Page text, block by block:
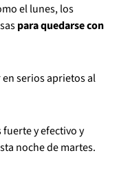
el lunes, los
para quedarse con
serios aprietos al
fuerte y efectivo y
noche de martes.